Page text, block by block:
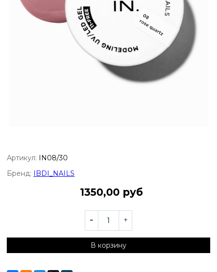
Артикул: IN08/30
Бренд:
IBDI_NAILS
1350,00 руб
В корзину